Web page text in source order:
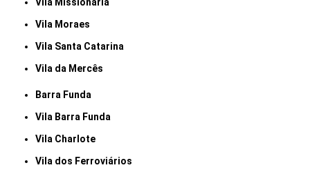
Vila Missionária
Vila Moraes
Vila Santa Catarina
Vila da Mercês
Barra Funda
Vila Barra Funda
Vila Charlote
Vila dos Ferroviários